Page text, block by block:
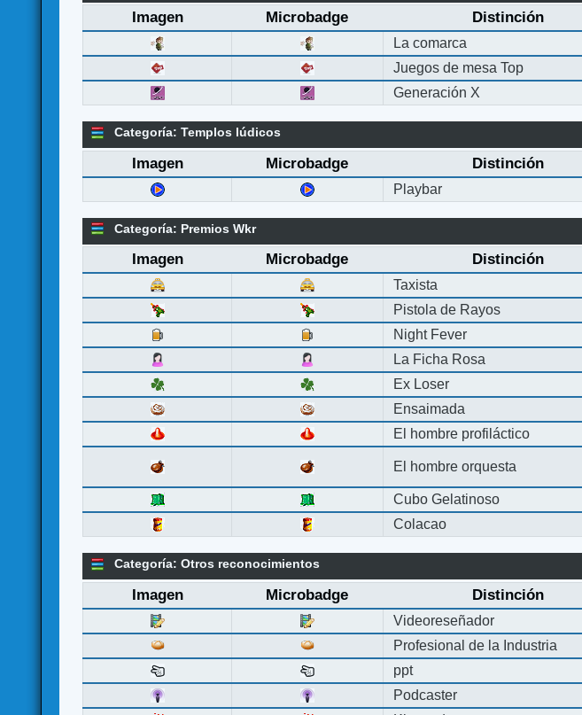
Imagen Microbadge Distinción
La comarca
Juegos de mesa Top
Generación X
Categoría: Templos lúdicos
Imagen Microbadge Distinción
Playbar
Categoría: Premios Wkr
Imagen Microbadge Distinción
Taxista
Pistola de Rayos
Night Fever
La Ficha Rosa
Ex Loser
Ensaimada
El hombre profiláctico
El hombre orquesta
Cubo Gelatinoso
Colacao
Categoría: Otros reconocimientos
Imagen Microbadge Distinción
Videoreseñador
Profesional de la Industria
ppt
Podcaster